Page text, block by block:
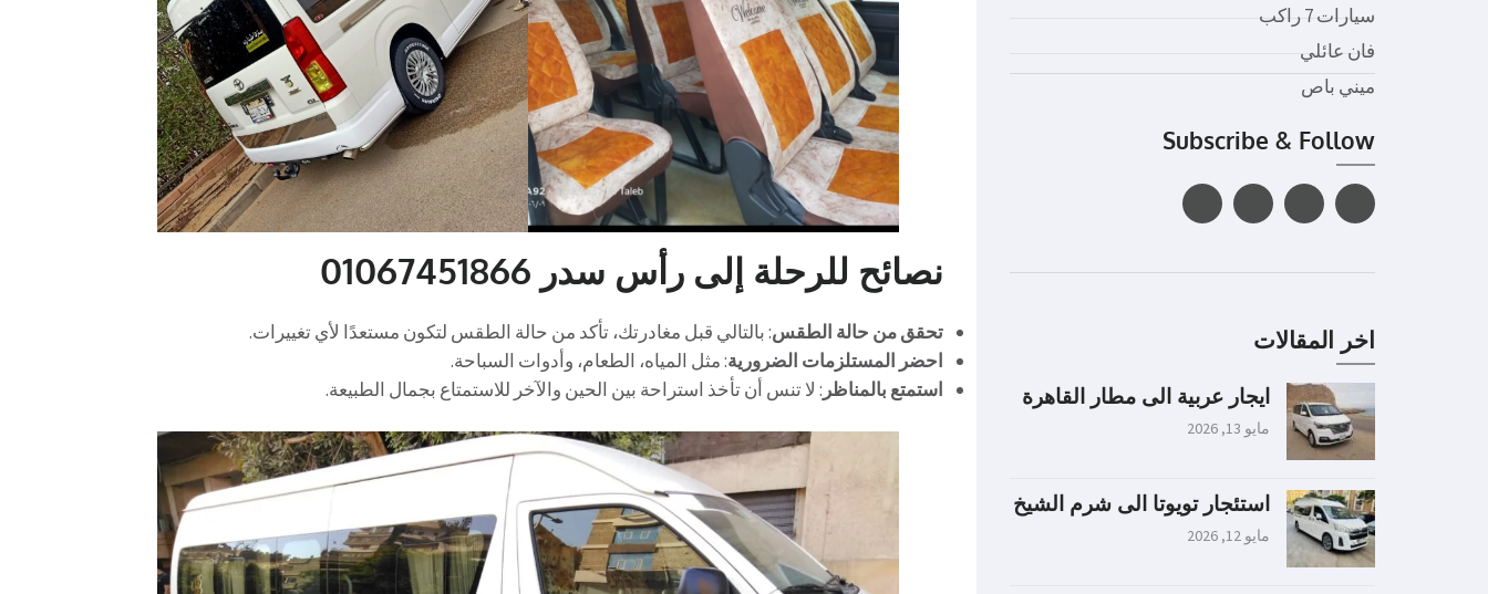
نصائح للرحلة إلى رأس سدر 01067451866
تحقق من حالة الطقس: بالتالي قبل مغادرتك، تأكد من حالة الطقس لتكون مستعدًا لأي تغييرات.
احضر المستلزمات الضرورية: مثل المياه، الطعام، وأدوات السباحة.
استمتع بالمناظر : لا تنس أن تأخذ استراحة بين الحين والآخر للاستمتاع بجمال الطبيعة.
سيارات 7 راكب
فان عائلي
ميني باص
Subscribe & Follow
اخر المقالات
ايجار عربية الى مطار القاهرة
مايو 13, 2026
استئجار تويوتا الى شرم الشيخ
مايو 12, 2026